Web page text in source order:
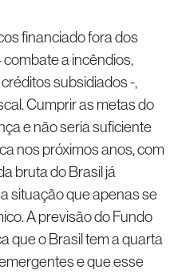
financiado fora dos
a incêndios,
subsidiados -,
Cumprir as metas do
e não seria suficiente
nos próximos anos, com
bruta do Brasil já
situação que apenas se
A previsão do Fundo
que o Brasil tem a quarta
e que esse